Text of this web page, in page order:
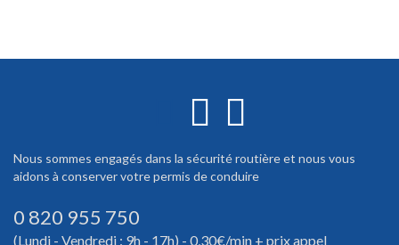
Nous sommes engagés dans la sécurité routière et nous vous
aidons à conserver votre permis de conduire
0 820 955 750
(Lundi - Vendredi : 9h - 17h) - 0,30€/min + prix appel